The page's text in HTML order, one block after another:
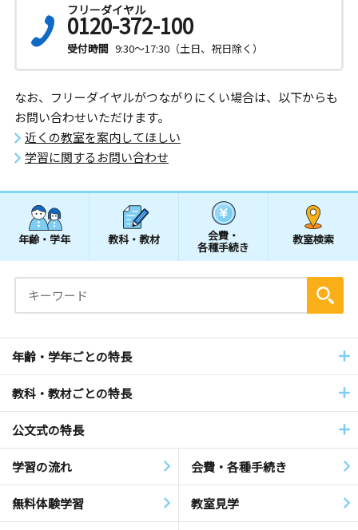
フリーダイヤル
0120-372-100
受付時間 9:30～17:30（土日、祝日除く）
なお、フリーダイヤルがつながりにくい場合は、以下からも
お問い合わせいただけます。
近くの教室を案内してほしい
学習に関するお問い合わせ
年齢・学年 教科・教材 会費・
各種手続き
教室検索
年齢・学年ごとの特長
教科・教材ごとの特長
公文式の特長
学習の流れ 会費・各種手続き
無料体験学習 教室見学